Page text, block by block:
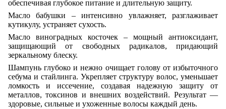
обеспечивая глубокое питание и длительную защиту.
Масло бабушки – интенсивно увлажняет, разглаживает
кутикулу, устраняет сухость.
Масло виноградных косточек – мощный антиоксидант,
защищающий от свободных радикалов, придающий
зеркальному блеску.
Шампунь глубоко и нежно очищает голову от избыточного
себума и стайлинга. Укрепляет структуру волос, уменьшает
ломкость и иссечение, создавая надежную защиту от
металлов, токсинов и внешних воздействий. Результат —
здоровые, сильные и ухоженные волосы каждый день.